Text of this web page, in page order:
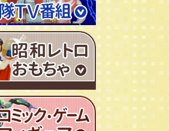
年代
年代
年代
1960年代